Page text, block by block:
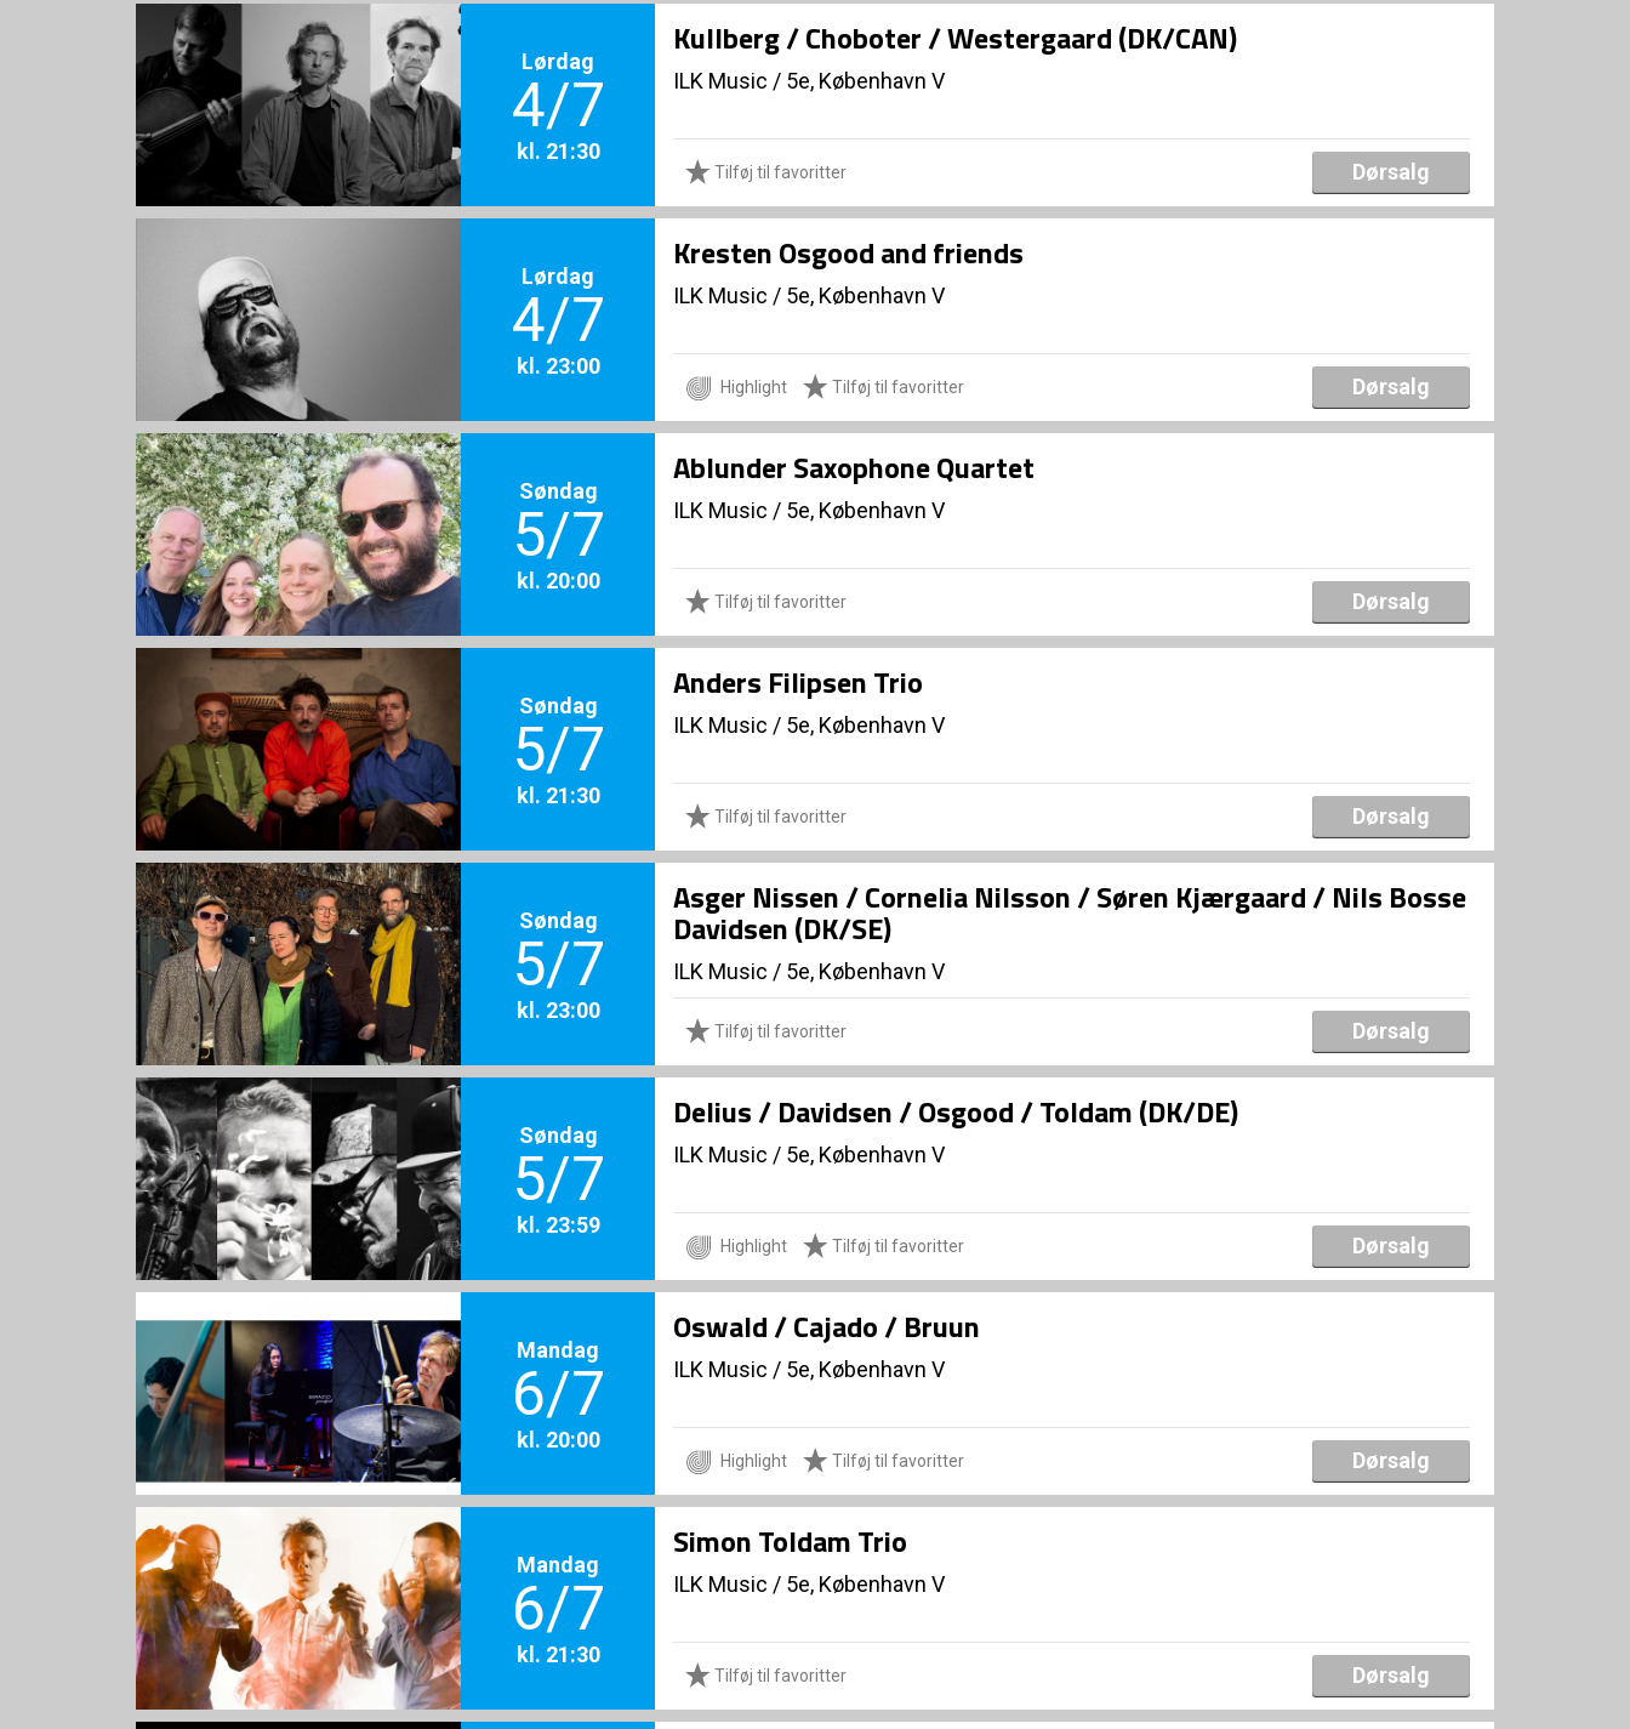
Lørdag
4/7
kl. 21:30
Kullberg / Choboter / Westergaard (DK/CAN)
ILK Music / 5e, København V
Tilføj til favoritter Dørsalg
Lørdag
4/7
kl. 23:00
Kresten Osgood and friends
ILK Music / 5e, København V
Highlight Tilføj til favoritter Dørsalg
Søndag
5/7
kl. 20:00
Ablunder Saxophone Quartet
ILK Music / 5e, København V
Tilføj til favoritter Dørsalg
Søndag
5/7
kl. 21:30
Anders Filipsen Trio
ILK Music / 5e, København V
Tilføj til favoritter Dørsalg
Søndag
5/7
kl. 23:00
Asger Nissen / Cornelia Nilsson / Søren Kjærgaard / Nils Bosse
Davidsen (DK/SE)
ILK Music / 5e, København V
Tilføj til favoritter Dørsalg
Søndag
5/7
kl. 23:59
Delius / Davidsen / Osgood / Toldam (DK/DE)
ILK Music / 5e, København V
Highlight Tilføj til favoritter Dørsalg
Mandag
6/7
kl. 20:00
Oswald / Cajado / Bruun
ILK Music / 5e, København V
Highlight Tilføj til favoritter Dørsalg
Mandag
6/7
kl. 21:30
Simon Toldam Trio
ILK Music / 5e, København V
Tilføj til favoritter Dørsalg